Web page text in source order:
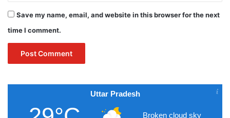
Save my name, email, and website in this browser for the next
time I comment.
Uttar Pradesh
Broken cloud sky